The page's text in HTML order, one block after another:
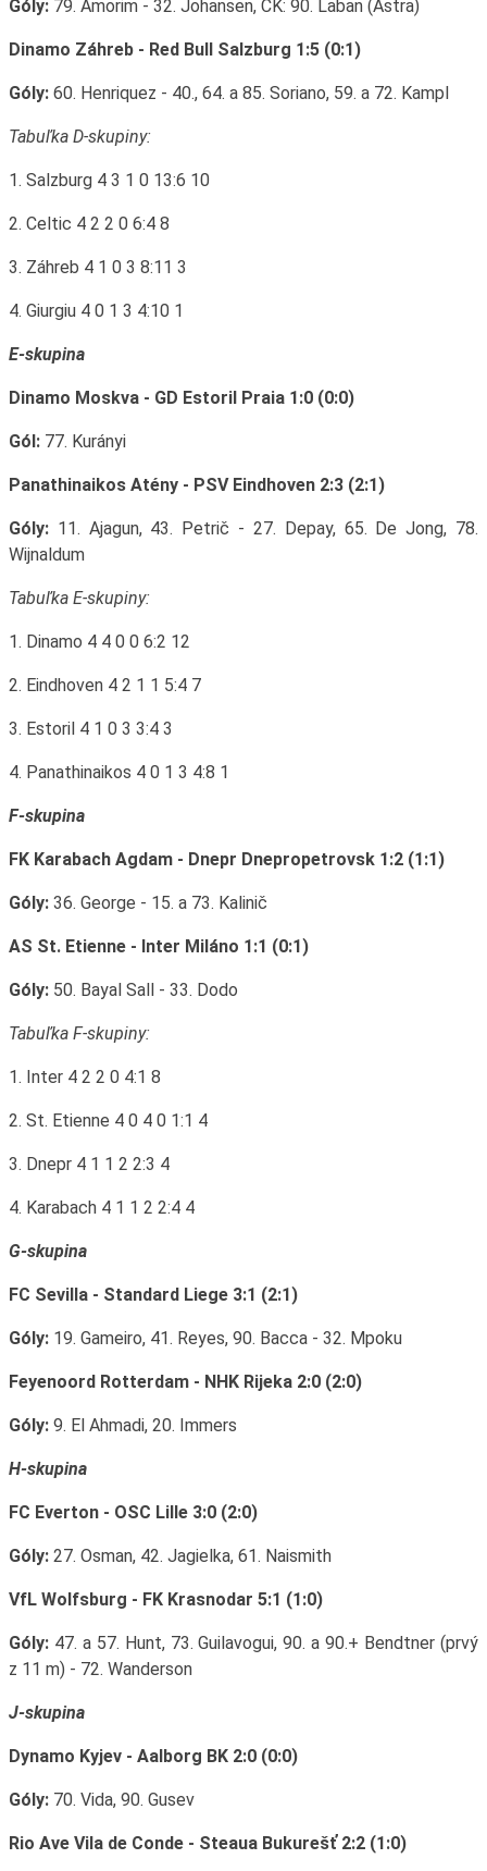
Góly:79. Amorim - 32. Johansen, ČK: 90. Laban (Astra)
Dinamo Záhreb - Red Bull Salzburg 1:5 (0:1)
Góly:60. Henriquez - 40., 64. a 85. Soriano, 59. a 72. Kampl
Tabuľka D-skupiny:
1. Salzburg 4 3 1 0 13:6 10
2. Celtic 4 2 2 0 6:4 8
3. Záhreb 4 1 0 3 8:11 3
4. Giurgiu 4 0 1 3 4:10 1
E-skupina
Dinamo Moskva - GD Estoril Praia 1:0 (0:0)
Gól:77. Kurányi
Panathinaikos Atény - PSV Eindhoven 2:3 (2:1)
Góly:11. Ajagun, 43. Petrič - 27. Depay, 65. De Jong, 78.
Wijnaldum
Tabuľka E-skupiny:
1. Dinamo 4 4 0 0 6:2 12
2. Eindhoven 4 2 1 1 5:4 7
3. Estoril 4 1 0 3 3:4 3
4. Panathinaikos 4 0 1 3 4:8 1
F-skupina
FK Karabach Agdam - Dnepr Dnepropetrovsk 1:2 (1:1)
Góly:36. George - 15. a 73. Kalinič
AS St. Etienne - Inter Miláno 1:1 (0:1)
Góly:50. Bayal Sall - 33. Dodo
Tabuľka F-skupiny:
1. Inter 4 2 2 0 4:1 8
2. St. Etienne 4 0 4 0 1:1 4
3. Dnepr 4 1 1 2 2:3 4
4. Karabach 4 1 1 2 2:4 4
G-skupina
FC Sevilla - Standard Liege 3:1 (2:1)
Góly:19. Gameiro, 41. Reyes, 90. Bacca - 32. Mpoku
Feyenoord Rotterdam - NHK Rijeka 2:0 (2:0)
Góly:9. El Ahmadi, 20. Immers
H-skupina
FC Everton - OSC Lille 3:0 (2:0)
Góly:27. Osman, 42. Jagielka, 61. Naismith
VfL Wolfsburg - FK Krasnodar 5:1 (1:0)
Góly:47. a 57. Hunt, 73. Guilavogui, 90. a 90.+ Bendtner (prvý
z 11 m) - 72. Wanderson
J-skupina
Dynamo Kyjev - Aalborg BK 2:0 (0:0)
Góly:70. Vida, 90. Gusev
Rio Ave Vila de Conde - Steaua Bukurešť 2:2 (1:0)